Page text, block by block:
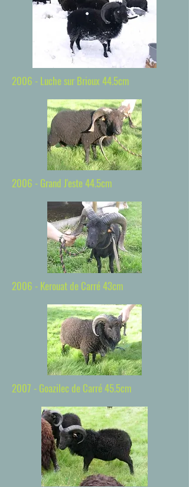
2006 - Luche sur Brioux 44.5cm
2006 - Grand J'este 44.5cm
2006 - Kerouat de Carré 43cm
2007 - Goazilec de Carré 45.5cm